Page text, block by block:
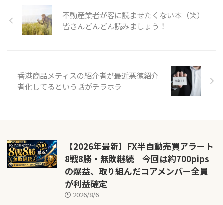
不動産業者が客に読ませたくない本（笑）
皆さんどんどん読みましょう！
香港商品メティスの紹介者が最近悪徳紹介
者化してるという話がチラホラ
【2026年最新】FX半自動売買アラート
8戦8勝・無敗継続｜今回は約700pips
の爆益、取り組んだコアメンバー全員
が利益確定
2026/8/6